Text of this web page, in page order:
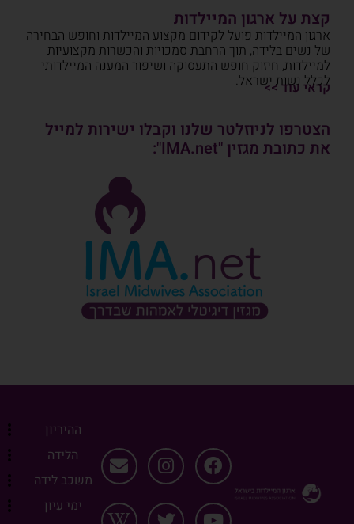
קצת על ארגון המיילדות
ארגון המיילדות פועל לקידום מקצוע המיילדות וחופש הבחירה
של נשים בלידה, תוך הרחבת סמכויות והכשרות מקצועיות
למיילדות, חיזוק חופש התעסוקה ושיפור המענה המיילדותי
לכלל נשות ישראל.
קראי עוד >>
הצטרפו לניוזלטר שלנו וקבלו ישירות למייל
את כתובת מגזין "IMA.net":
ההיריון
הלידה
משכב לידה
ימי עיון